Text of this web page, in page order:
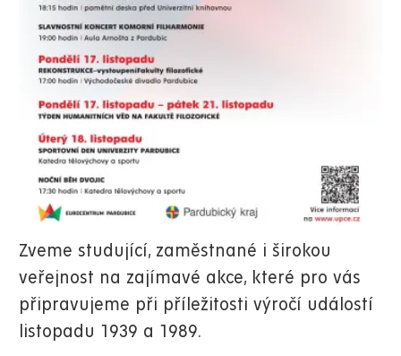
Zveme studující, zaměstnané i širokou
veřejnost na zajímavé akce, které pro vás
připravujeme při příležitosti výročí událostí
listopadu 1939 a 1989.